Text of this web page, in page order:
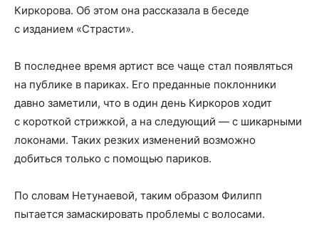
Киркорова. Об этом она рассказала в беседе
с изданием «Страсти».
В последнее время артист все чаще стал появляться
на публике в париках. Его преданные поклонники
давно заметили, что в один день Киркоров ходит
с короткой стрижкой, а на следующий — с шикарными
локонами. Таких резких изменений возможно
добиться только с помощью париков.
По словам Нетунаевой, таким образом Филипп
пытается замаскировать проблемы с волосами.